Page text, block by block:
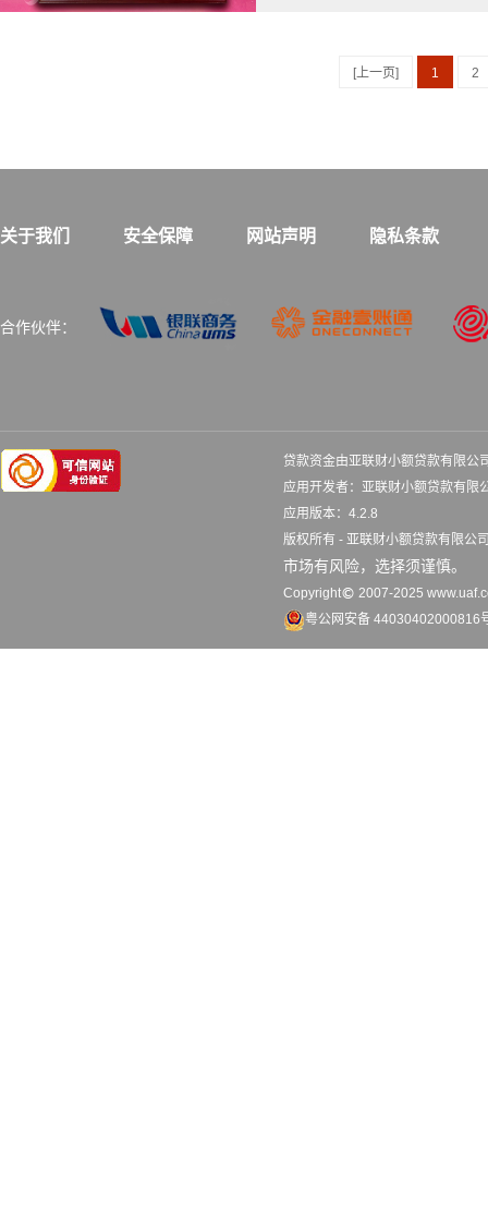
[上一页] 1 2
关于我们 安全保障 网站声明 隐私条款
合作伙伴：
贷款资金由亚联财小额贷款有限公
应用开发者：亚联财小额贷
应用版本：4.2.8 更
版权所有 - 亚联财小额贷款有限公
市场有风险，选择须谨慎。
Copyright
2007-2025
粤公网安备 44030402000816